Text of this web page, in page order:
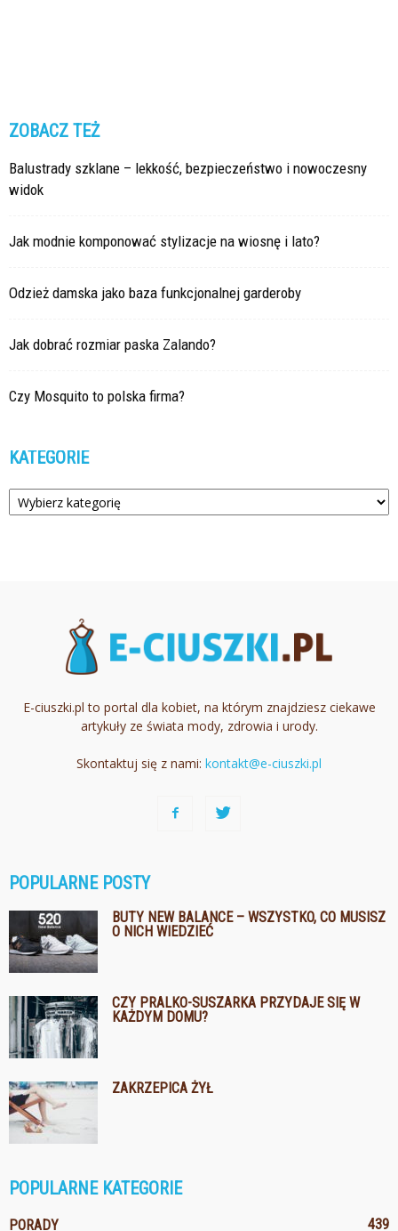
ZOBACZ TEŻ
Balustrady szklane – lekkość, bezpieczeństwo i nowoczesny
widok
Jak modnie komponować stylizacje na wiosnę i lato?
Odzież damska jako baza funkcjonalnej garderoby
Jak dobrać rozmiar paska Zalando?
Czy Mosquito to polska firma?
KATEGORIE
Kategorie
E-ciuszki.pl to portal dla kobiet, na którym znajdziesz ciekawe
artykuły ze świata mody, zdrowia i urody.
Skontaktuj się z nami: kontakt@e-ciuszki.pl
POPULARNE POSTY
BUTY NEW BALANCE – WSZYSTKO, CO MUSISZ
O NICH WIEDZIEĆ
CZY PRALKO-SUSZARKA PRZYDAJE SIĘ W
KAŻDYM DOMU?
ZAKRZEPICA ŻYŁ
POPULARNE KATEGORIE
PORADY 439